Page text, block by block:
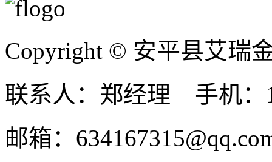
Copyright © 安平县艾瑞
联系人：郑经理 手机：
邮箱：